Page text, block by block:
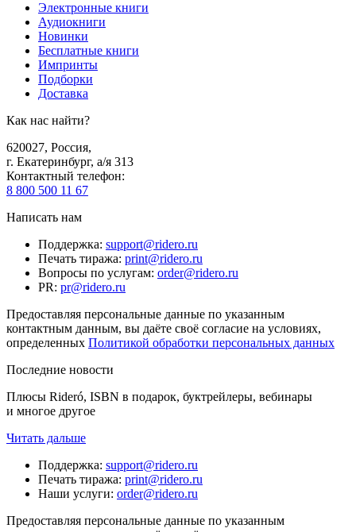
Электронные книги
Аудиокниги
Новинки
Бесплатные книги
Импринты
Подборки
Доставка
Как нас найти?
620027, Россия,
г. Екатеринбург, а/я 313
Контактный телефон:
8 800 500 11 67
Написать нам
Поддержка: support@ridero.ru
Печать тиража: print@ridero.ru
Вопросы по услугам: order@ridero.ru
PR: pr@ridero.ru
Предоставляя персональные данные по указанным
контактным данным, вы даёте своё согласие на условиях,
определенных Политикой обработки персональных данных
Последние новости
Плюсы Rideró, ISBN в подарок, буктрейлеры, вебинары
и многое другое
Читать дальше
Поддержка: support@ridero.ru
Печать тиража: print@ridero.ru
Наши услуги: order@ridero.ru
Предоставляя персональные данные по указанным